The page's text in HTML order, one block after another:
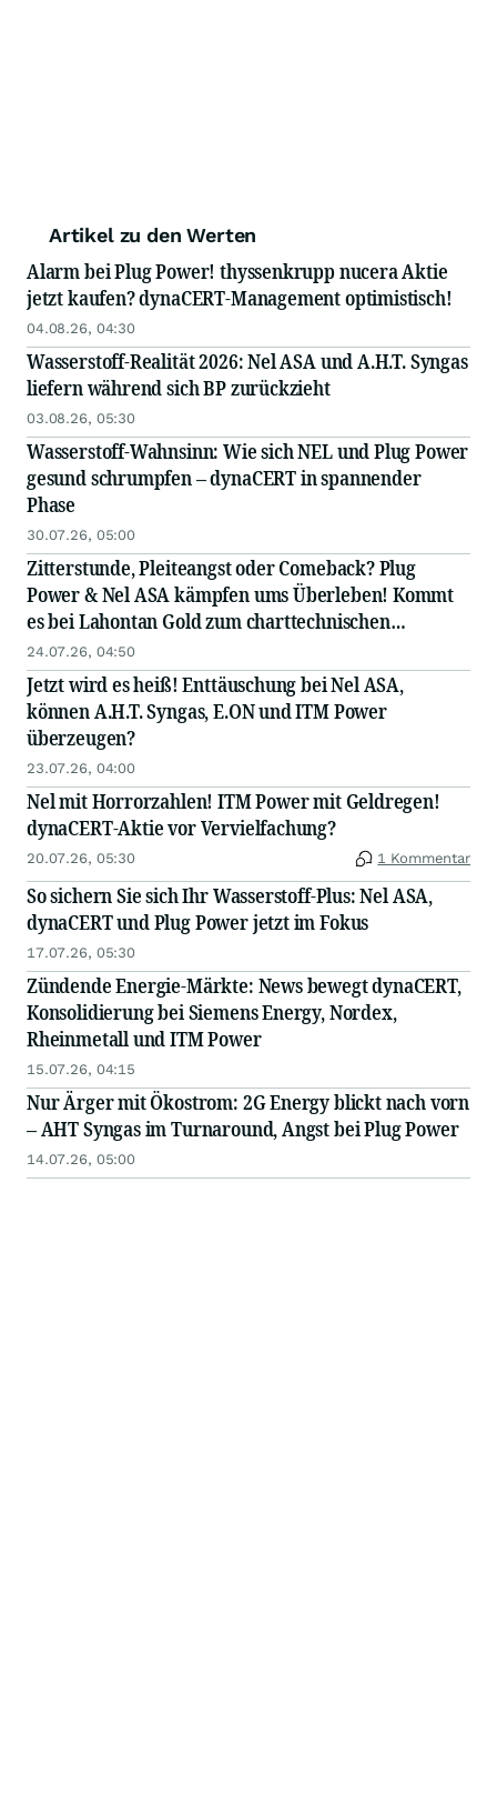
Artikel zu den Werten
Alarm bei Plug Power! thyssenkrupp nucera Aktie
jetzt kaufen? dynaCERT-Management optimistisch!
04.08.26, 04:30
Wasserstoff-Realität 2026: Nel ASA und A.H.T. Syngas
liefern während sich BP zurückzieht
03.08.26, 05:30
Wasserstoff-Wahnsinn: Wie sich NEL und Plug Power
gesund schrumpfen – dynaCERT in spannender
Phase
30.07.26, 05:00
Zitterstunde, Pleiteangst oder Comeback? Plug
Power & Nel ASA kämpfen ums Überleben! Kommt
es bei Lahontan Gold zum charttechnischen
Ausbruch?
24.07.26, 04:50
Jetzt wird es heiß! Enttäuschung bei Nel ASA,
können A.H.T. Syngas, E.ON und ITM Power
überzeugen?
23.07.26, 04:00
Nel mit Horrorzahlen! ITM Power mit Geldregen!
dynaCERT-Aktie vor Vervielfachung?
20.07.26, 05:30 1 Kommentar
So sichern Sie sich Ihr Wasserstoff-Plus: Nel ASA,
dynaCERT und Plug Power jetzt im Fokus
17.07.26, 05:30
Zündende Energie-Märkte: News bewegt dynaCERT,
Konsolidierung bei Siemens Energy, Nordex,
Rheinmetall und ITM Power
15.07.26, 04:15
Nur Ärger mit Ökostrom: 2G Energy blickt nach vorn
– AHT Syngas im Turnaround, Angst bei Plug Power
14.07.26, 05:00